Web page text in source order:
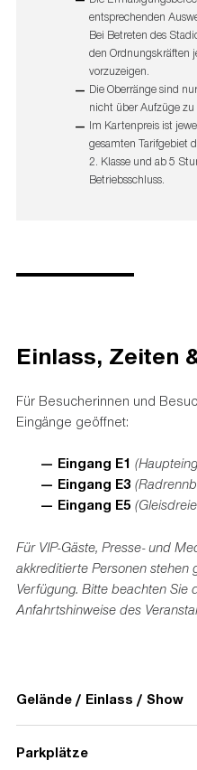
Geländeplan Deutsche Bank Park |
entsprechenden
Bei Betreten des
den Ordnungskräften
vorzuzeigen.
Die Oberränge sind
nicht über Aufzüge zu
Im Kartenpreis ist
gesamten Tarifgebiet
2. Klasse und ab 5
Betriebsschluss.
Einlass, Zeiten
Für Besucherinnen und
Eingänge geöffnet:
Eingang E1
Eingang E3
Eingang E5
Für VIP-Gäste, Presse- und
akkreditierte Personen stehen
Verfügung. Bitte beachten Sie
Anfahrtshinweise des
Gelände / Einlass / Show
13:00 Uhr
Parkplätze